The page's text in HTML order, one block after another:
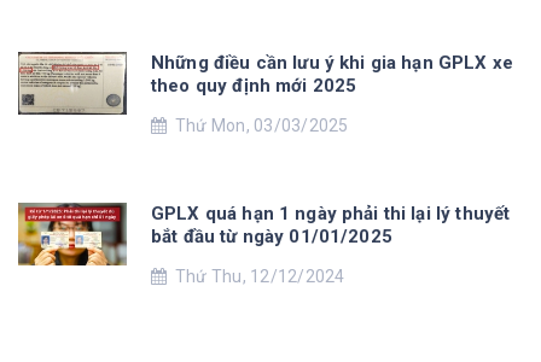
Những điều cần lưu ý khi gia hạn GPLX xe
theo quy định mới 2025
Thứ Mon, 03/03/2025
GPLX quá hạn 1 ngày phải thi lại lý thuyết
bắt đầu từ ngày 01/01/2025
Thứ Thu, 12/12/2024